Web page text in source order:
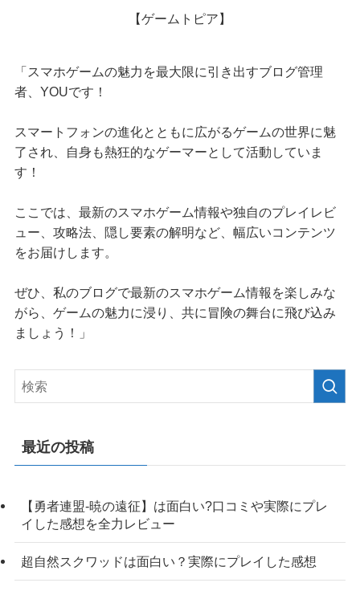
【ゲームトピア】
「スマホゲームの魅力を最大限に引き出すブログ管理
者、YOUです！
スマートフォンの進化とともに広がるゲームの世界に魅
了され、自身も熱狂的なゲーマーとして活動していま
す！
ここでは、最新のスマホゲーム情報や独自のプレイレビ
ュー、攻略法、隠し要素の解明など、幅広いコンテンツ
をお届けします。
ぜひ、私のブログで最新のスマホゲーム情報を楽しみな
がら、ゲームの魅力に浸り、共に冒険の舞台に飛び込み
ましょう！」
最近の投稿
【勇者連盟-暁の遠征】は面白い?口コミや実際にプレ
イした感想を全力レビュー
超自然スクワッドは面白い？実際にプレイした感想